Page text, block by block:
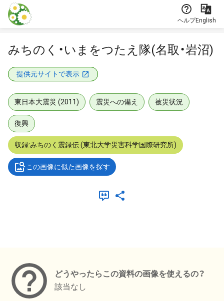
本文に飛ぶ
ヘルプEnglish
みちのく・いまをつたえ隊(名取・岩沼)
提供元サイトで表示
東日本大震災 (2011) 震災への備え 被災状況
復興
収録:みちのく震録伝 (東北大学災害科学国際研究所)
この画像に似た画像を探す
どうやったらこの資料の画像を使えるの？
該当なし